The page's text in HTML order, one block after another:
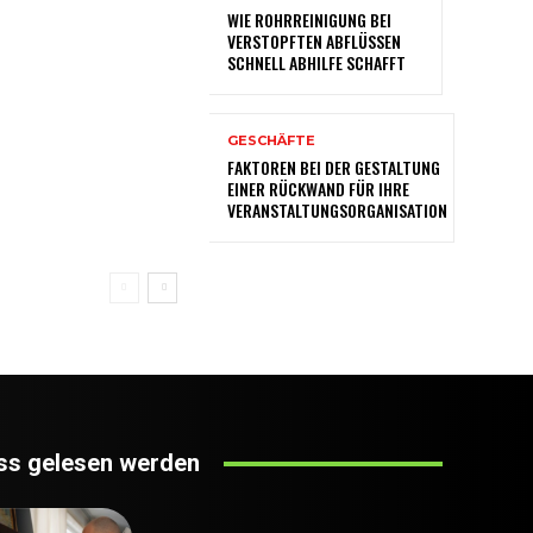
WIE ROHRREINIGUNG BEI
VERSTOPFTEN ABFLÜSSEN
SCHNELL ABHILFE SCHAFFT
GESCHÄFTE
FAKTOREN BEI DER GESTALTUNG
EINER RÜCKWAND FÜR IHRE
VERANSTALTUNGSORGANISATION
gelesen werden